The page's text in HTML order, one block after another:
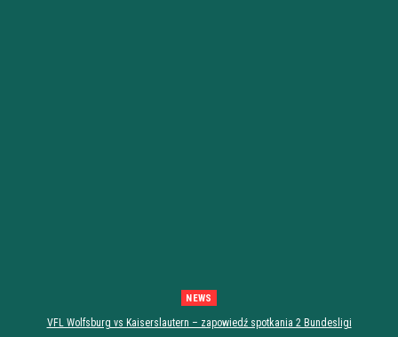
NEWS
VFL Wolfsburg vs Kaiserslautern – zapowiedź spotkania 2 Bundesligi